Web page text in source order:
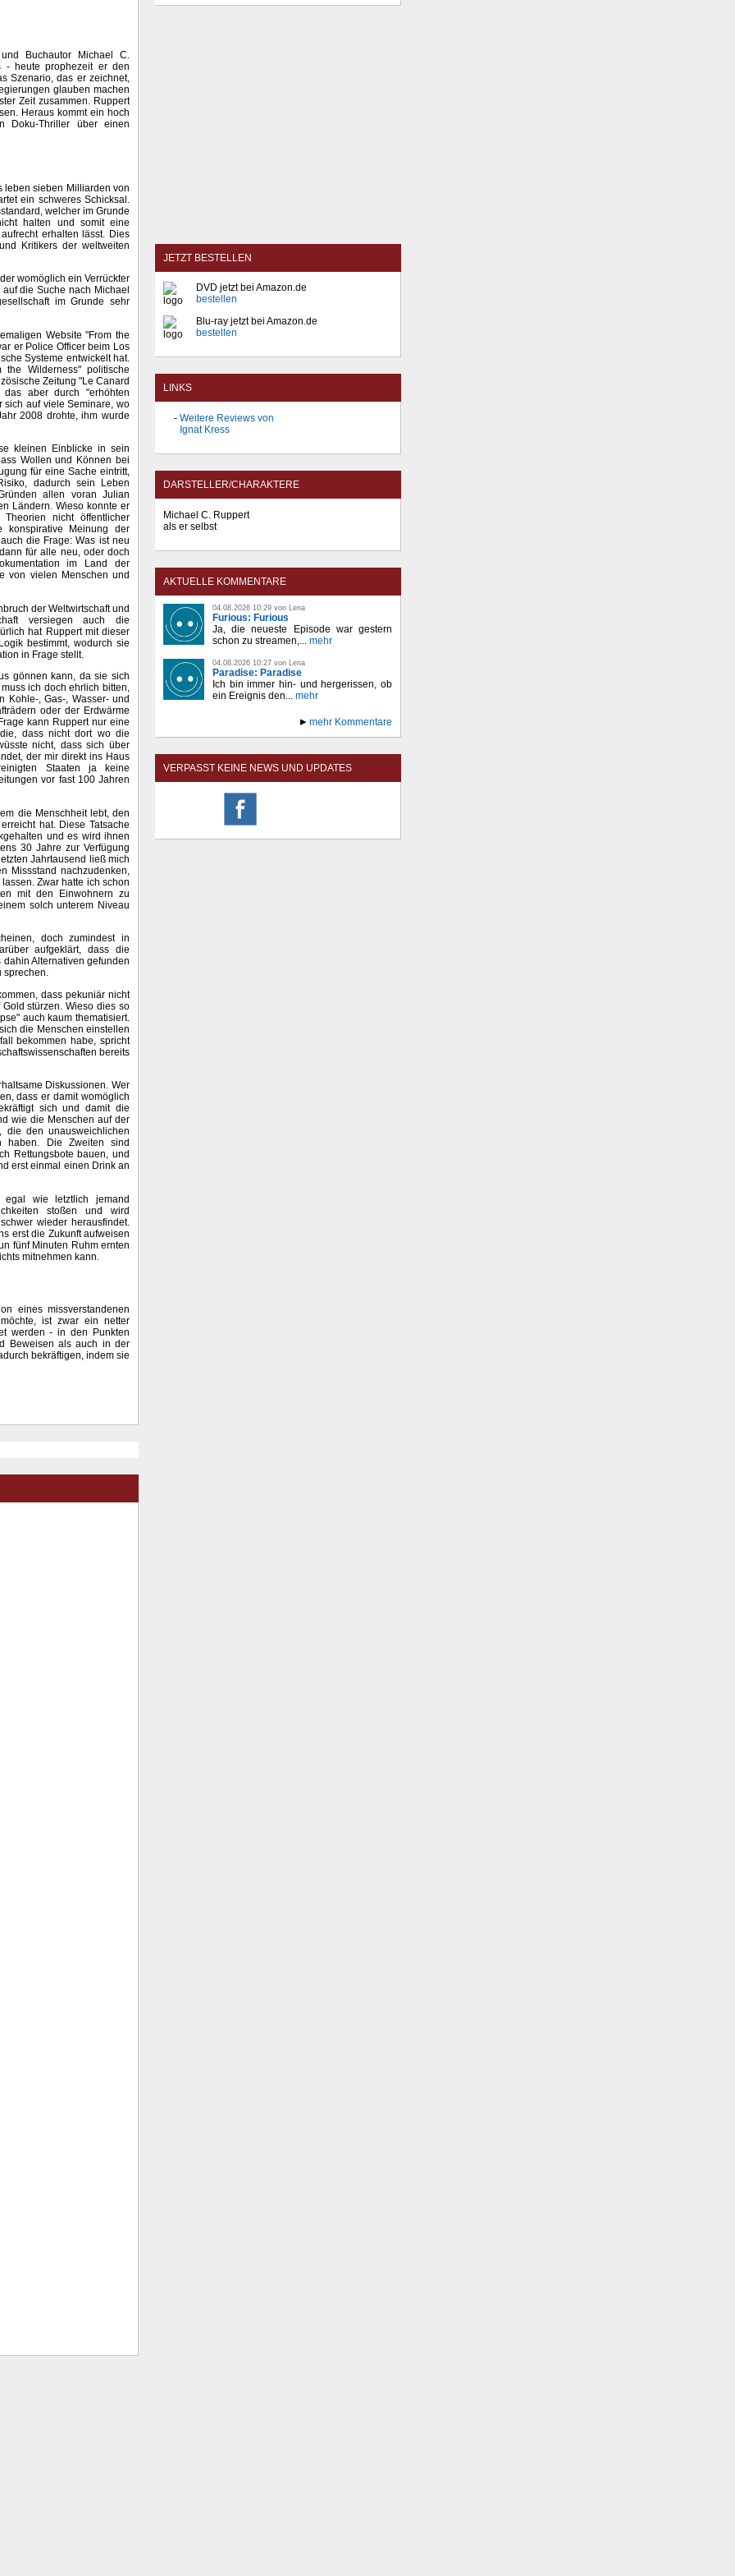
Buchautor Michael C.
- heute prophezeit er den
Szenario, das er zeichnet,
glauben machen
Zeit zusammen. Ruppert
Heraus kommt ein hoch
Doku-Thriller über einen
leben sieben Milliarden von
ein schweres Schicksal.
welcher im Grunde
halten und somit eine
erhalten lässt. Dies
Kritikers der weltweiten
womöglich ein Verrückter
die Suche nach Michael
im Grunde sehr
Website "From the
er Police Officer beim Los
Systeme entwickelt hat.
Wilderness" politische
Zeitung "Le Canard
aber durch "erhöhten
sich auf viele Seminare, wo
2008 drohte, ihm wurde
kleinen Einblicke in sein
Wollen und Können bei
für eine Sache eintritt,
dadurch sein Leben
allen voran Julian
Ländern. Wieso konnte er
nicht öffentlicher
konspirative Meinung der
die Frage: Was ist neu
für alle neu, oder doch
im Land der
von vielen Menschen und
der Weltwirtschaft und
versiegen auch die
hat Ruppert mit dieser
bestimmt, wodurch sie
in Frage stellt.
gönnen kann, da sie sich
ich doch ehrlich bitten,
Kohle-, Gas-, Wasser- und
oder der Erdwärme
kann Ruppert nur eine
dass nicht dort wo die
nicht, dass sich über
der mir direkt ins Haus
Staaten ja keine
vor fast 100 Jahren
die Menschheit lebt, den
hat. Diese Tatsache
und es wird ihnen
30 Jahre zur Verfügung
Jahrtausend ließ mich
Missstand nachzudenken,
Zwar hatte ich schon
mit den Einwohnern zu
solch unterem Niveau
doch zumindest in
aufgeklärt, dass die
Alternativen gefunden
sprechen.
dass pekuniär nicht
stürzen. Wieso dies so
auch kaum thematisiert.
die Menschen einstellen
bekommen habe, spricht
bereits
Diskussionen. Wer
dass er damit womöglich
sich und damit die
wie die Menschen auf der
den unausweichlichen
haben. Die Zweiten sind
Rettungsbote bauen, und
erst einmal einen Drink an
wie letztlich jemand
stoßen und wird
wieder herausfindet.
erst die Zukunft aufweisen
fünf Minuten Ruhm ernten
mitnehmen kann.
eines missverstandenen
ist zwar ein netter
werden - in den Punkten
Beweisen als auch in der
bekräftigen, indem sie
JETZT BESTELLEN
DVD jetzt bei Amazon.de
bestellen
Blu-ray jetzt bei Amazon.de
bestellen
LINKS
Weitere Reviews von
Ignat Kress
DARSTELLER/CHARAKTERE
Michael C. Ruppert
als er selbst
AKTUELLE KOMMENTARE
04.08.2026 10:29 von Lena
Furious: Furious
Ja, die neueste Episode war gestern
schon zu streamen,... mehr
04.08.2026 10:27 von Lena
Paradise: Paradise
Ich bin immer hin- und hergerissen, ob
ein Ereignis den... mehr
mehr Kommentare
VERPASST KEINE NEWS UND UPDATES